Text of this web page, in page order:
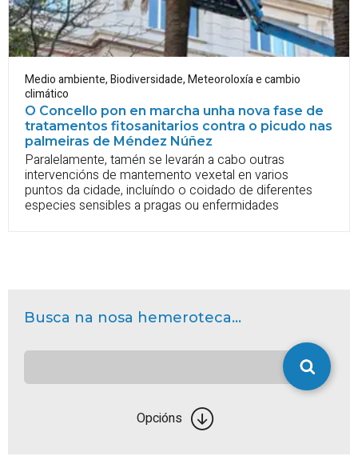
Medio ambiente,Biodiversidade,Meteoroloxía e cambio
climático
O Concello pon en marcha unha nova fase de
tratamentos fitosanitarios contra o picudo nas
palmeiras de Méndez Núñez
Paralelamente, tamén se levarán a cabo outras
intervencións de mantemento vexetal en varios
puntos da cidade, incluíndo o coidado de diferentes
especies sensibles a pragas ou enfermidades
Busca na nosa hemeroteca...
Opcións